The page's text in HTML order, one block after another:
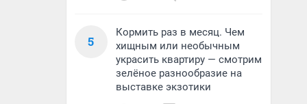
5
Кормить раз в месяц. Чем
хищным или необычным
украсить квартиру — смотрим
зелёное разнообразие на
выставке экзотики